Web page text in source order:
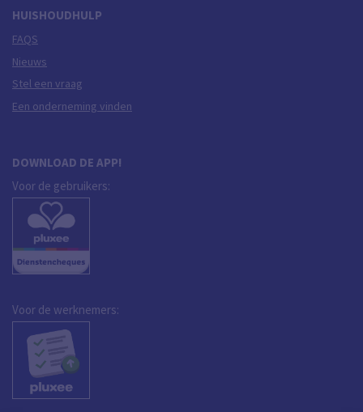
HUISHOUDHULP
FAQS
Nieuws
Stel een vraag
Een onderneming vinden
DOWNLOAD DE APP!
Voor de gebruikers:
Voor de werknemers: